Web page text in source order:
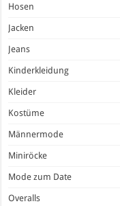
Hosen
Jacken
Jeans
Kinderkleidung
Kleider
Kostüme
Männermode
Miniröcke
Mode zum Date
Overalls